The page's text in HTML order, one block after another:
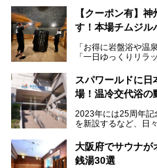
サウナー注目の3種
高い岩盤浴エリア、
スマシンなど、見ど
に“一日中くつろげ
今回のリニューアル
見どころが盛りだく
ろん、休日にゆった
本記事では、そんな
紹介します。これか
い。
【クーポン有】
す！本場チムジル
「お得に岩盤浴や温
「一日ゆっくりリラ
利用できる「神州温
あるごの湯は、大阪
チムジルバン（岩盤
タイムまで満喫でき
る迫力ある熱波パフ
のう”体験をしっか
スパワールドに
場！温冷交代浴の
2023年には25周年記
を新設するなど、日
そんなスパワールド
室や日本最大級140
アルオープン！浴室
大阪府でサウナが
銭湯30選